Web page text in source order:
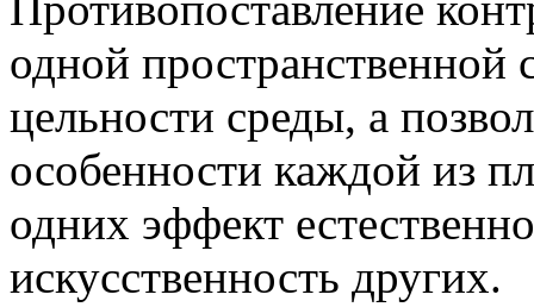
одной пространственной
цельности среды, а
особенности каждой из
одних эффект
искусственность других.